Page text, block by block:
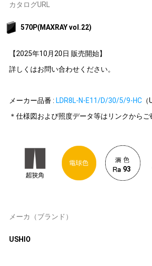
カタログURL
570P(MAXRAY vol.22)
【2025年10月20日 販売開始】
詳しくはお問い合わせください。
メーカー品番 : LDR8L-N-E11/D/30/5/9-HC（
＊仕様図および照度データ等はリンクからご
93
メーカ（ブランド）
USHIO